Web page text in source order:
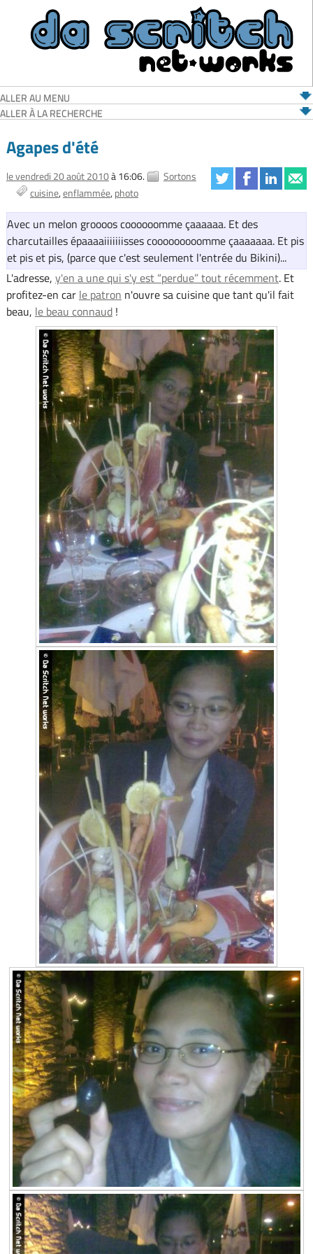
ALLER AU MENU
ALLER À LA RECHERCHE
Agapes d'été
le vendredi 20 août 2010à 16:06.
Sortons
cuisine enflammée photo
Avec un melon groooos coooooomme çaaaaaa. Et des
charcutailles épaaaaiiiiiiisses cooooooooomme çaaaaaaa. Et pis
et pis et pis, (parce que c'est seulement l'entrée du Bikini)...
L'adresse, y'en a une qui s'y est “perdue” tout récemment. Et
profitez-en car le patron n'ouvre sa cuisine que tant qu'il fait
beau, le beau connaud!